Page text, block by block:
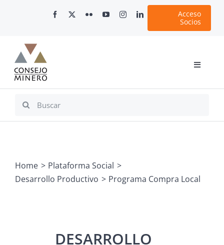
Acceso
Socios
Toggle
Search
Home
Plataforma Social
Desarrollo Productivo
Programa Compra Local